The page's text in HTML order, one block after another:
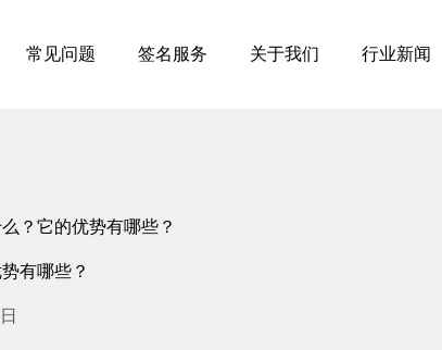
常见问题 签名服务 关于我们 行业新闻
？它的优势有哪些？
有哪些？